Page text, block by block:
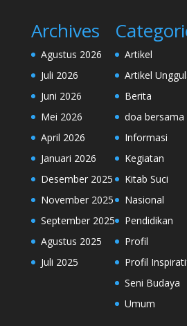
Archives
Agustus 2026
Juli 2026
Juni 2026
Mei 2026
April 2026
Januari 2026
Desember 2025
November 2025
September 2025
Agustus 2025
Juli 2025
Artikel
Artikel
Berita
doa bersama
Informasi
Kegiatan
Kitab Suci
Nasional
Pendidikan
Profil
Profil
Seni Budaya
Umum